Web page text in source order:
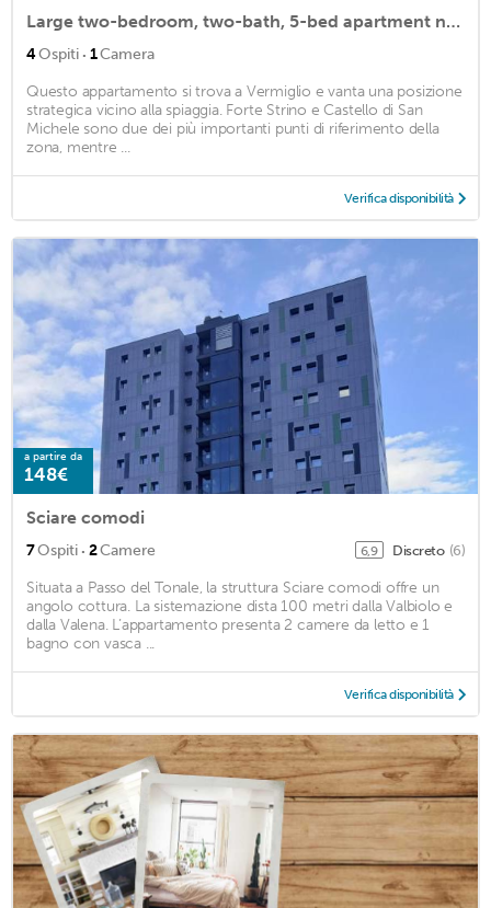
Large two-bedroom, two-bath, 5-bed apartment near beach and center.
4Ospiti · 1Camera
Questo appartamento si trova a Vermiglio e vanta una posizione
strategica vicino alla spiaggia. Forte Strino e Castello di San
Michele sono due dei più importanti punti di riferimento della
zona, mentre ...
Verifica disponibilità
a partire da
148€
Sciare comodi
7Ospiti · 2Camere 6,9 Discreto (6)
Situata a Passo del Tonale, la struttura Sciare comodi offre un
angolo cottura. La sistemazione dista 100 metri dalla Valbiolo e
dalla Valena. L’appartamento presenta 2 camere da letto e 1
bagno con vasca ...
Verifica disponibilità